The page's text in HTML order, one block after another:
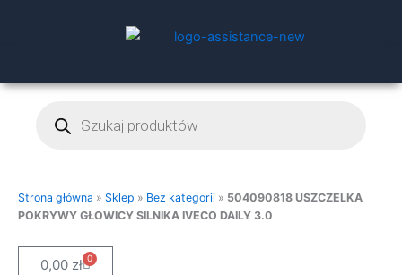
produktów
Strona główna » Sklep » Bez kategorii » 504090818 USZCZELKA
POKRYWY GŁOWICY SILNIKA IVECO DAILY 3.0
0,00 zł 0
Cart